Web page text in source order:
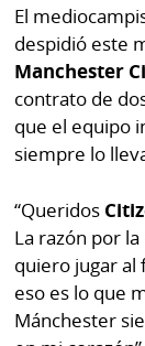
digital
Luctuosas
SITIOS
Metro
por
Metro
Mi
Ellas
El
despidió este
Manchester
contrato de
que el equipo
siempre lo
“Queridos
La razón por
quiero jugar al
eso es lo que
Mánchester